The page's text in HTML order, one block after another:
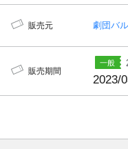
販売元 劇団バ
販売期間
2023/